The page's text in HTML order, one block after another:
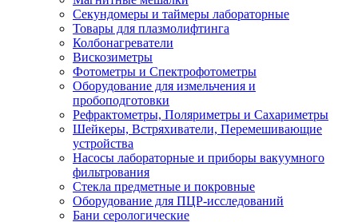
Секундомеры и таймеры лабораторные
Товары для плазмолифтинга
Колбонагреватели
Вискозиметры
Фотометры и Спектрофотометры
Оборудование для измельчения и
пробоподготовки
Рефрактометры, Поляриметры и Сахариметры
Шейкеры, Встряхиватели, Перемешивающие
устройства
Насосы лабораторные и приборы вакуумного
фильтрования
Стекла предметные и покровные
Оборудование для ПЦР-исследований
Бани серологические